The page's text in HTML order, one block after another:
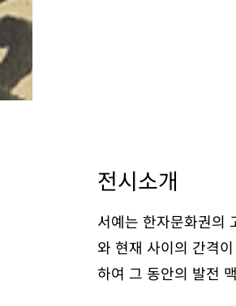
전시소개
서예는 한자문화권의
와 현재 사이의 간격
하여 그 동안의 발전